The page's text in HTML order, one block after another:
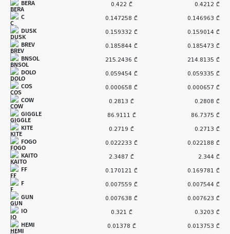
BERA 0.422 ₾ 0.4212 ₾
C 0.147258 ₾ 0.146963 ₾
DUSK 0.159332 ₾ 0.159014 ₾
BREV 0.185844 ₾ 0.185473 ₾
BNSOL 215.2436 ₾ 214.8135 ₾
DOLO 0.059454 ₾ 0.059335 ₾
COS 0.000658 ₾ 0.000657 ₾
COW 0.2813 ₾ 0.2808 ₾
GIGGLE 86.9111 ₾ 86.7375 ₾
KITE 0.2719 ₾ 0.2713 ₾
FOGO 0.022233 ₾ 0.022188 ₾
KAITO 2.3487 ₾ 2.344 ₾
FF 0.170121 ₾ 0.169781 ₾
F 0.007559 ₾ 0.007544 ₾
GUN 0.007638 ₾ 0.007623 ₾
IO 0.321 ₾ 0.3203 ₾
HEMI 0.01378 ₾ 0.013753 ₾